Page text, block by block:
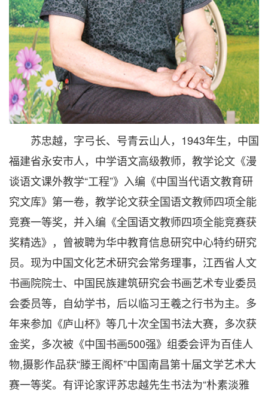
苏忠越，字弓长、号青云山人，1943年生，中国
福建省永安市人，中学语文高级教师，教学论文《漫
谈语文课外教学“工程”》入编《中国当代语文教育研
究文库》第一卷，教学论文获全国语文教师四项全能
竞赛一等奖，并入编《全国语文教师四项全能竞赛获
奖精选》，曾被聘为华中教育信息研究中心特约研究
员。现为中国文化艺术研究会常务理事，江西省人文
书画院院士、中国民族建筑研究会书画艺术专业委员
会委员等，自幼学书，后以临习王羲之行书为主。多
年来参加《庐山杯》等几十次全国书法大赛，多次获
金奖，多次被《中国书画500强》组委会评为百佳人
物,摄影作品获“滕王阁杯”中国南昌第十届文学艺术大
赛一等奖。有评论家评苏忠越先生书法为“朴素淡雅